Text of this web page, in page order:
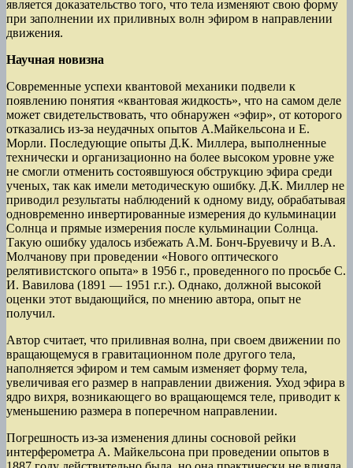
является доказательство того, что тела изменяют свою форму
при заполнении их приливных волн эфиром в направлении
движения.
Научная новизна
Современные успехи квантовой механики подвели к
появлению понятия «квантовая жидкость», что на самом деле
может свидетельствовать, что обнаружен «эфир», от которого
отказались из-за неудачных опытов А.Майкельсона и Е.
Морли. Последующие опыты Д.К. Миллера, выполненные
технически и организационно на более высоком уровне уже
не смогли отменить состоявшуюся обструкцию эфира среди
ученых, так как имели методическую ошибку. Д.К. Миллер не
приводил результаты наблюдений к одному виду, обрабатывая
одновременно инвертированные измерения до кульминации
Солнца и прямые измерения после кульминации Солнца.
Такую ошибку удалось избежать А.М. Бонч-Бруевичу и В.А.
Молчанову при проведении «Нового оптического
релятивистского опыта» в 1956 г., проведенного по просьбе С.
И. Вавилова (1891 — 1951 г.г.). Однако, должной высокой
оценки этот выдающийся, по мнению автора, опыт не
получил.
Автор считает, что приливная волна, при своем движении по
вращающемуся в гравитационном поле другого тела,
наполняется эфиром и тем самым изменяет форму тела,
увеличивая его размер в направлении движения. Уход эфира в
ядро вихря, возникающего во вращающемся теле, приводит к
уменьшению размера в поперечном направлении.
Погрешность из-за изменения длины сосновой рейки
интерферометра А. Майкельсона при проведении опытов в